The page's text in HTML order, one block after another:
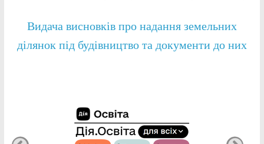
Видача висновків про надання земельних
ділянок під будівництво та документи до них